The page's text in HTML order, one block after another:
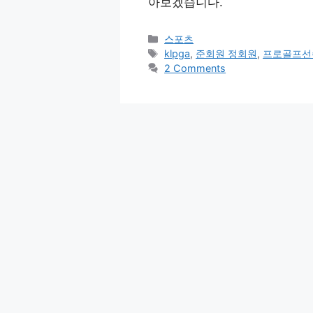
Categories
스포츠
Tags
klpga, 준회원 정회원, 프로골프
2 Comments